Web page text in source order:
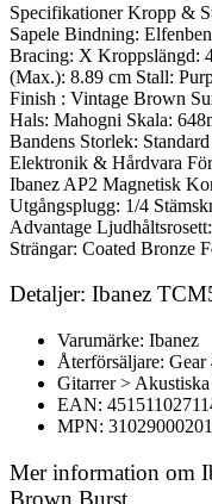
Specifikationer Kropp &
Sapele Bindning:
Bracing: X Kroppslängd:
(Max.): 8.89 cm Stall:
Finish : Vintage Brown
Hals: Mahogni Skala:
Bandens Storlek:
Elektronik & Hårdvara
Ibanez AP2 Magnetisk
Utgångsplugg: 1/4
Advantage
Strängar: Coated Bronze
Detaljer: Ibanez
Varumärke: Ibanez
Återförsäljare:
Gitarrer >
EAN:
MPN:
Mer information om
Brown Burst